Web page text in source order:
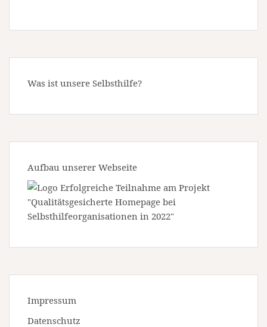
Was ist unsere Selbsthilfe?
Aufbau unserer Webseite
Impressum
Datenschutz